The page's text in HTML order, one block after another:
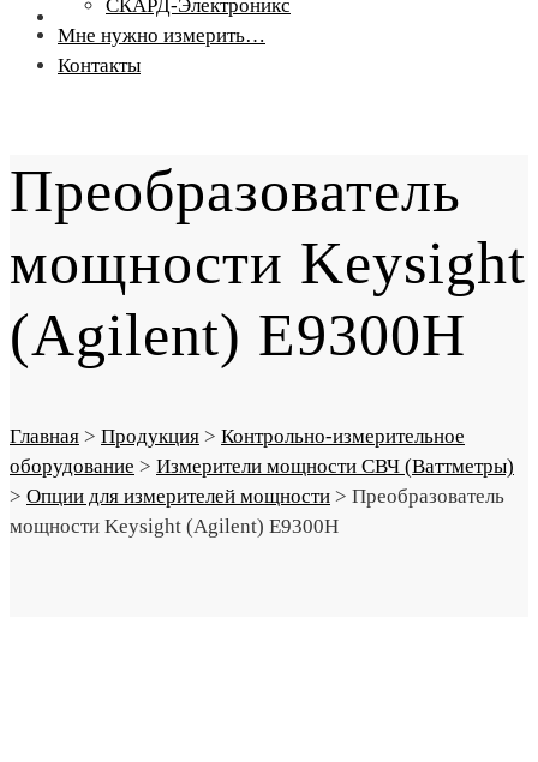
СКАРД-Электроникс
Мне нужно измерить…
Контакты
Преобразователь
мощности Keysight
(Agilent) E9300H
Главная > Продукция > Контрольно-измерительное
оборудование > Измерители мощности СВЧ (Ваттметры)
> Опции для измерителей мощности > Преобразователь
мощности Keysight (Agilent) E9300H